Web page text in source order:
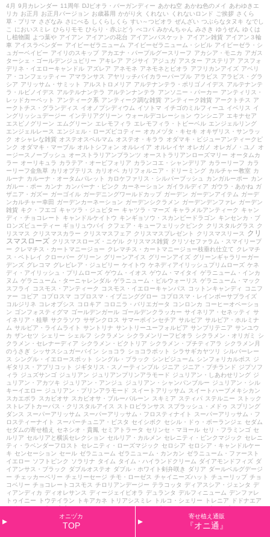
4月 9月カレンダー 11周年 DJビオラ・バーガンディー あかね空 あかね色のメイ
あわゆきエ
リカ お正月 お正月バージョン お歳暮用 かがり火 くれない くれないロンド ご挨拶 さくら
草・プリマ さざなみ さにべる しくらしくら すい～つビオラ ぜんざい つぶらなタヌキ なでし
こ
においスミレ ひらりモモ ひらり・赤ぶどう べコパ みかんちゃん みさき ゆうぜん
ゆくは
し植物園
よつ葉や アイアン アイアンの花台 アイアンバスケット アイアン雑貨 アイアン３輪
車 アイスラベンダー アイビーゼラニューム アイビーゼラニューム・シビル アイビーゼラ・シ
ュガーベイビー アイリのスキップ アカエナ・パープルグースリーフ アカシア・モニカ アガス
ターシェ・ゴールデンジュビリー アキレア アジサイ アジュガ アスター アステリア アスフォ
デリネ・イエローキャンドル アズレア アネモネ アネモネとビオラ アフリカンアイズ アベリ
ア・コンフェッティー アマランサス アヤリッチバイカラーパープル アラビス
アラビス・グラ
シア アリッサム・サミット アルストロメリア アルテナンテラ・ポリゴノイデス
アルテナンテ
ラ・ルビノイデス
アルテルナンテラ アルテンナンテラ アンソニー・パーカー アンティリス・
レッドカーペット
アンティーク系 アンティーク調な雑貨 アンティーク雑貨 アークトチス
ア
ークトチス・グランディス
イオノプシディウム イソトマ イチゴのミルフィーユ イベリス
イ
ングリッシュデージー インテリアグリーン ウォールデコレーション ウンシニア エキナセア
エスピノグリーン エムグリーン エレモフィラ エレモフィラ・トビーベル エンジェルリング
エンジェルレース
エンジェル・ローズピコティー オカメヅタ・キセキ オキザリス・サンラッ
ク
オシャレな雑貨 オステオスペルマム オステオ・キララ
オダマキ・ビジューアンティークピ
ンク
オダマキ・マーブル オルトシフォン オルレイア オルレイヤ オレガノ オレガノ・ユノ
オ
ージースノーブッシュ
オーストラリアンプランツ オーストラリアンローズマリー オータムカ
ラー オーリキュラ カラテア・オービフォリア カランコエ・シャンデリア カラーリーフ カラ
ーリーフ金魚草 カリオプテリス カリオペ カリフォルニア・ドリーミング カルチャー教室 カ
ルーナ カルーナ・オータムパレット カロケファリス・シルバーブッシュ カンガルーポー カン
ガルー・ポー カンナ カンパーナ・ピンク カーネーション ガイラルディア ガウラ・あかね ガ
ザニア・ガズー ガーゴイル ガーデニングワールドカップ ガーデン ガーデンアイテム ガーデ
ンカルチャー幸田
ガーデンカーネーション ガーデンシクラメン ガーデンデンファレ ガーデン
雑貨 キク・フエゴ キャツラ・ジュピター キャツラ・マーズ キャラメルアンティーク
キャン
ディ・チョコレート
キャンドルケイトウ キンギョソウ・スカンピードラゴン キンセンカ・ブ
ロンズビューティー ギョリュウバイ クフェア・キューフェリックピンク クリスタルグラス
ク
リスマス
クリスマスカラー クリスマスフェア クリスマスプレゼント クリスマスリース
クリ
スマスローズ クリスマスローズ・ニゲル クリスマス雑貨 クリソセファラム・スマイリープ
ー クレマチス・カートマニージョー クレマチス・カートマニージョー枝垂れ仕立て クレマチ
ス・ペトレイ
クローバー グリーン グリーンアイス グリーンアイズ グリーンギャラリーガー
デンズ グレコマ グレビレア・ジュビリー ケイトウ ケネディアイリッシュプリムローズ ケネ
ディ・アイリッシュ・プリムローズ ゲウム・イオス ゲウム・マイタイ ゲラニューム・インカ
ヌム ゲラニューム・ターニャレンダル ゲラニューム・ビルウォーリス ゲラニューム・マック
スフライ
コスモス・アンティーク コスモス・イエローキャンパス コットンキャンディ
コニフ
ァー
コピア コプロスマ コプロスマ・イブニンググロー
コプロスマ・レインボーサプライズ
コルジリネ
コレオプシス コロキア コロニラ・バリエガータ コンロンカ
コーヒーオベーショ
ン ゴンフォスティグマ ゴールデンガール ゴールデンクラッカー サイネリア・セネッティ サ
イネリア・桂華 サクラソウ サザンクロス サマーポインセチア サルビア サルビア・ホルミナ
ム サルビア・ライムライト サントリナ サントリーユーフォルビア サンブリテニア サンユウ
カ ザンセツ シェリー シェルフ シクラメン シクラメンリーフビオラ シクラメン・オリガミ
シ
クラメン・セレナーディア シクラメン・ビクトリア シクラメン・プチティアラ
シクラメン月
のうさぎ シッサスシュガーバイン ショコラ ショコラポット シラサギカヤツリ
シルバーレー
ス
シングル・イエロースポット シングル・ブラック シンビジューム シンフォリカルポス
ジ
ギタリス・アプリコット
ジギタリス・スノーティンプル ジニア ジニア・プチランド ジプソフ
ィラ
ジュズサンゴ ジュリアン ジュリアンプリンアラモード ジュリアン・しあわせリング ジ
ュリアン・アカツキ ジュリアン・アンジュ ジュリアン・シャンパンブルー ジュリアン・シル
キーイエロー ジュリアン・プリンアラモード スイートアリッサム
スイートハーブメキシカン
スカエボラ
スカビオサ スカビオサ・ブルーバルーン スキミア スティパ ステルニー
ストック
ストレプトカーパス・クリスタルアイス
ストロビランサス スプラッシュ・メドゥ
スプリング
ダンス
スーパーアリッサム スーパーアリッサム・フロスティナイト
スーパーアリッサム・フ
ロスティーナイト
スーパーチュニア・ビスタ セイシボク セシル・ドゥ・ボーランジェ
セダム
セダムの寄せ植え
セネシオ・貴鳳 セミアトラータ セリンセ・マヨール セリ・フラミンゴ セ
ルリア セルリアと横浜セレクション セルリア・カルメン セレニティ・ピンクマジック
セレニ
ティ・ラベンダーフロスト
セレニティ・ローズマジック セロシア セロシア・キャンドルケー
キ センセーション セール ゼラニューム ゼラニューム・カンカン ゼラニューム・ファースト
イエロー ソフトピンク ソラリナ タイム タイム・ハイランドクリーム ダイアモンドフィズ ダ
イアンサス・ブラック
ダブルオステオ ダブル・ホワイト剣弁咲き ダリア ダールベルグデージ
ー チェッカーベリー チェリーセージ チモ・ローゼス チャイニーズハット チューリップ チョ
コベリー チョコレートコスモス チロリアンデージー テラコッタ ディアスシア・ジェンタ
デ
ィアンディカ ディオレサンス ディージェイビオラ デュランタ デルフィニューム デンファレ
トゥイニー
トウテイラン トキアカネ トリアシスミレ トルコ・シェリー トレニア
ドドナエア
ドドナエア・ポップブッシュ ナチュラルテイスト ナツザクラ ナデシコ・ピーチプリンセス ナ
デシコ・ブラックアダー ニューサイラン ネシア・ファンタジーピンク ネメシア
シアニモ
ネメシアメロウ ネメシアメーテル ネメシアメーテル・エレーヌ ネメシアメーテル・
ネメシア・プリティドール ネメシア・プリ
オニヅカ
TOP
寄せ植え通販
『オニ通』